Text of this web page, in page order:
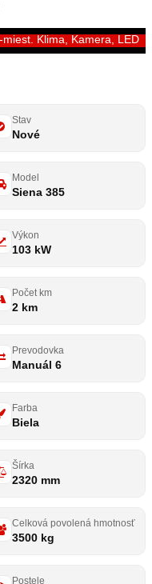
Stav
Nové
Model
Siena 385
Výkon
103 kW
Počet km
2 km
Prevodovka
Manuál 6
Farba
Biela
Šírka
2320 mm
Celková povolená hmotnosť
3500 kg
Postele